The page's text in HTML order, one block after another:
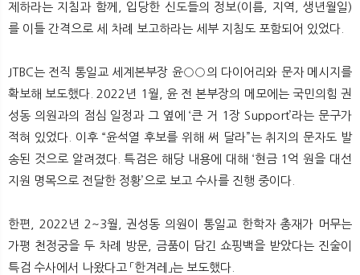
제하라는 지침과 함께, 입당한 신도들의 정보(이름, 지역, 생년월일)
를 이틀 간격으로 세 차례 보고하라는 세부 지침도 포함되어 있었다.
JTBC는 전직 통일교 세계본부장 윤○○의 다이어리와 문자 메시지를
확보해 보도했다. 2022년 1월, 윤 전 본부장의 메모에는 국민의힘 권
성동 의원과의 점심 일정과 그 옆에 ‘큰 거 1장 Support’라는 문구가
적혀 있었다. 이후 “윤석열 후보를 위해 써 달라”는 취지의 문자도 발
송된 것으로 알려졌다. 특검은 해당 내용에 대해 ‘현금 1억 원을 대선
지원 명목으로 전달한 정황’으로 보고 수사를 진행 중이다.
한편, 2022년 2~3월, 권성동 의원이 통일교 한학자 총재가 머무는
가평 천정궁을 두 차례 방문, 금품이 담긴 쇼핑백을 받았다는 진술이
특검 수사에서 나왔다고 「한겨레」는 보도했다.